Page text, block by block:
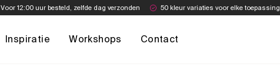
Voor 12:00 uur besteld, zelfde dag verzonden 50 kleur variaties voor elke toepassing
Inspiratie Workshops Contact